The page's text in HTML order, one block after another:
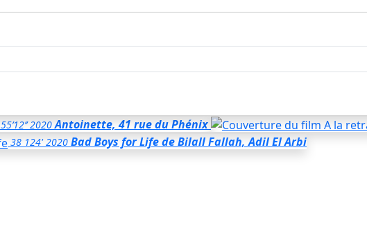
55’12’’ 2020 Antoinette, 41 rue du Phénix
38 124' 2020 Bad Boys for Lifede Bilall Fallah, Adil El Arbi